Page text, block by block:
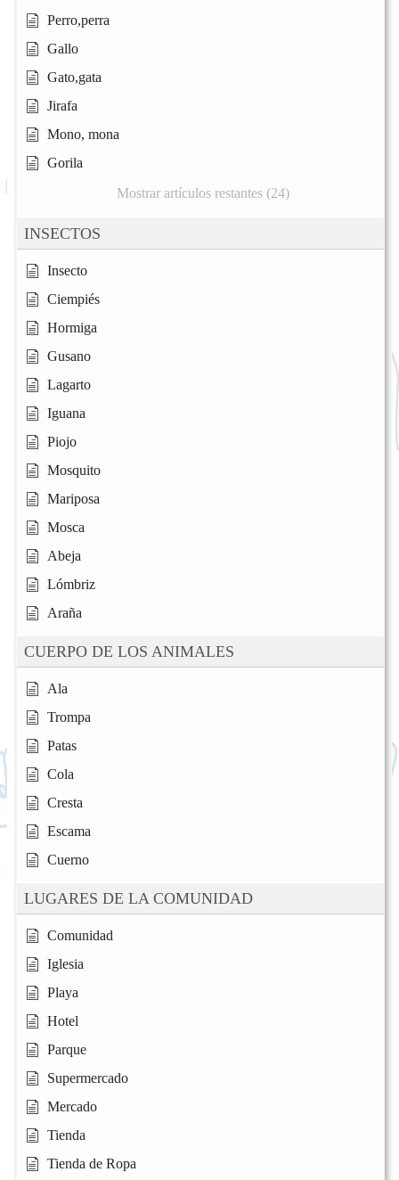
Perro,perra
Gallo
Gato,gata
Jirafa
Mono, mona
Gorila
Mostrar artículos restantes (24)
INSECTOS
Insecto
Ciempiés
Hormiga
Gusano
Lagarto
Iguana
Piojo
Mosquito
Mariposa
Mosca
Abeja
Lómbriz
Araña
CUERPO DE LOS ANIMALES
Ala
Trompa
Patas
Cola
Cresta
Escama
Cuerno
LUGARES DE LA COMUNIDAD
Comunidad
Iglesia
Playa
Hotel
Parque
Supermercado
Mercado
Tienda
Tienda de Ropa